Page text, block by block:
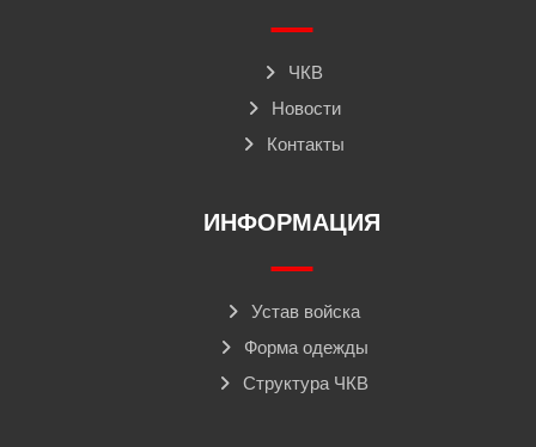
ЧКВ
Новости
Контакты
ИНФОРМАЦИЯ
Устав войска
Форма одежды
Структура ЧКВ